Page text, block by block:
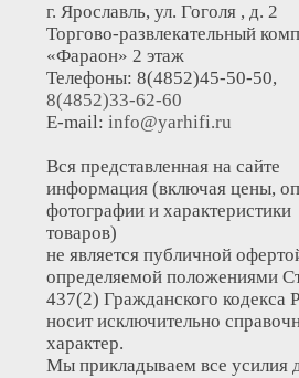
г. Ярославль, ул. Гоголя , д. 2
Торгово-развлекательный
«Фараон» 2 этаж
Телефоны: 8(4852)45-50-50,
8(4852)33-62-60
E-mail: info@yarhifi.ru
Вся представленная на сайте
информация (включая цены,
фотографии и характеристики
товаров)
не является публичной
определяемой положениями
437(2) Гражданского кодекса
носит исключительно
характер.
Мы прикладываем все усилия